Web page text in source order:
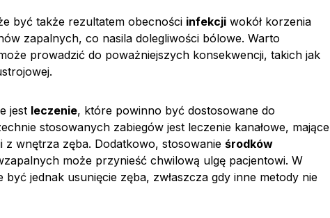
być także rezultatem obecności infekcji wokół korzenia
zapalnych, co nasila dolegliwości bólowe. Warto
prowadzić do poważniejszych konsekwencji, takich jak
jest leczenie, które powinno być dostosowane do
stosowanych zabiegów jest leczenie kanałowe, mające
z wnętrza zęba. Dodatkowo, stosowanie środków
może przynieść chwilową ulgę pacjentowi. W
jednak usunięcie zęba, zwłaszcza gdy inne metody nie